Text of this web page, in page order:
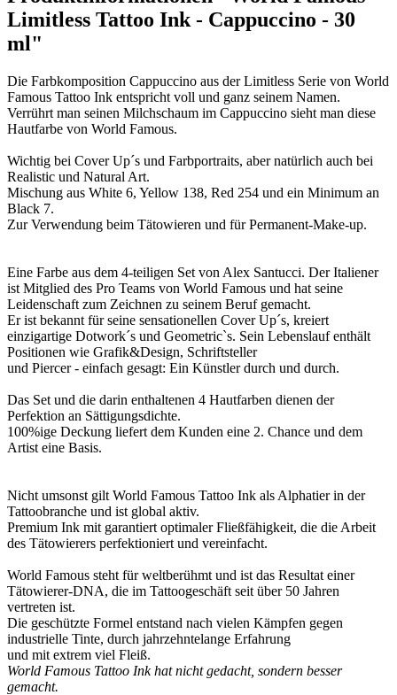
Limitless Tattoo Ink - Cappuccino - 30
ml"
Die Farbkomposition Cappuccino aus der Limitless Serie von World
Famous Tattoo Ink entspricht voll und ganz seinem Namen.
Verrührt man seinen Milchschaum im Cappuccino sieht man diese
Hautfarbe von World Famous.
Wichtig bei Cover Up´s und Farbportraits, aber natürlich auch bei
Realistic und Natural Art.
Mischung aus White 6, Yellow 138, Red 254 und ein Minimum an
Black 7.
Zur Verwendung beim Tätowieren und für Permanent-Make-up.
Eine Farbe aus dem 4-teiligen Set von Alex Santucci. Der Italiener
ist Mitglied des Pro Teams von World Famous und hat seine
Leidenschaft zum Zeichnen zu seinem Beruf gemacht.
Er ist bekannt für seine sensationellen Cover Up´s, kreiert
einzigartige Dotwork´s und Geometric`s. Sein Lebenslauf enthält
Positionen wie Grafik&Design, Schriftsteller
und Piercer - einfach gesagt: Ein Künstler durch und durch.
Das Set und die darin enthaltenen 4 Hautfarben dienen der
Perfektion an Sättigungsdichte.
100%ige Deckung liefert dem Kunden eine 2. Chance und dem
Artist eine Basis.
Nicht umsonst gilt World Famous Tattoo Ink als Alphatier in der
Tattoobranche und ist global aktiv.
Premium Ink mit garantiert optimaler Fließfähigkeit, die die Arbeit
des Tätowierers perfektioniert und vereinfacht.
World Famous steht für weltberühmt und ist das Resultat einer
Tätowierer-DNA, die im Tattoogeschäft seit über 50 Jahren
vertreten ist.
Die geschützte Formel entstand nach vielen Kämpfen gegen
industrielle Tinte, durch jahrzehntelange Erfahrung
und mit extrem viel Fleiß.
World Famous Tattoo Ink hat nicht gedacht, sondern besser
gemacht.